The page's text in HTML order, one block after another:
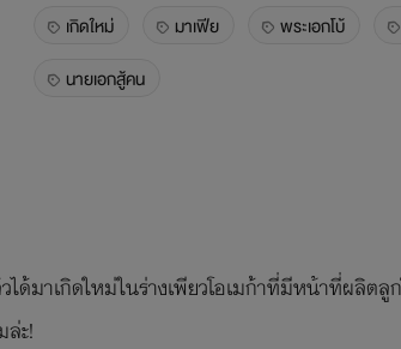
เกิดใหม่ มาเฟีย พระเอกโบ้
นายเอกสู้คน
าเกิดใหม่ในร่างเพียวโอเมก้าที่มีหน้าที่ผลิตลูก
ะ!